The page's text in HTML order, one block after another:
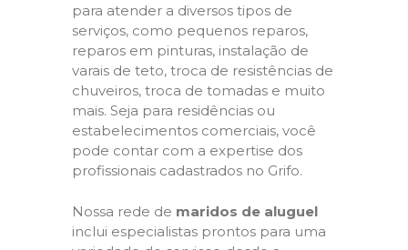
para atender a diversos tipos de
serviços, como pequenos reparos,
reparos em pinturas, instalação de
varais de teto, troca de resistências de
chuveiros, troca de tomadas e muito
mais. Seja para residências ou
estabelecimentos comerciais, você
pode contar com a expertise dos
profissionais cadastrados no Grifo.
Nossa rede de maridos de aluguel
inclui especialistas prontos para uma